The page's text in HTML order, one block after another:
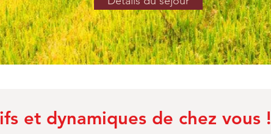
et dynamiques de chez vous !